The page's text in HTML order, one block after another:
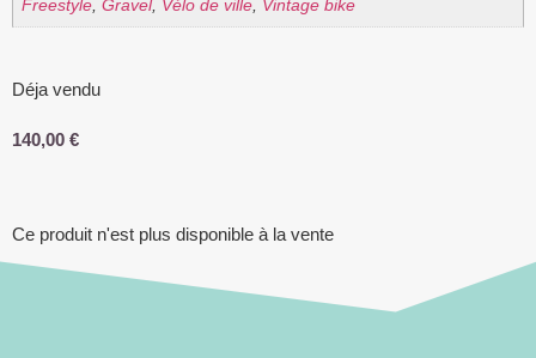
Freestyle, Gravel, Vélo de ville, Vintage bike
Déja vendu
140,00 €
Ce produit n'est plus disponible à la vente